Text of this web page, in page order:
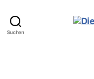
Suchen